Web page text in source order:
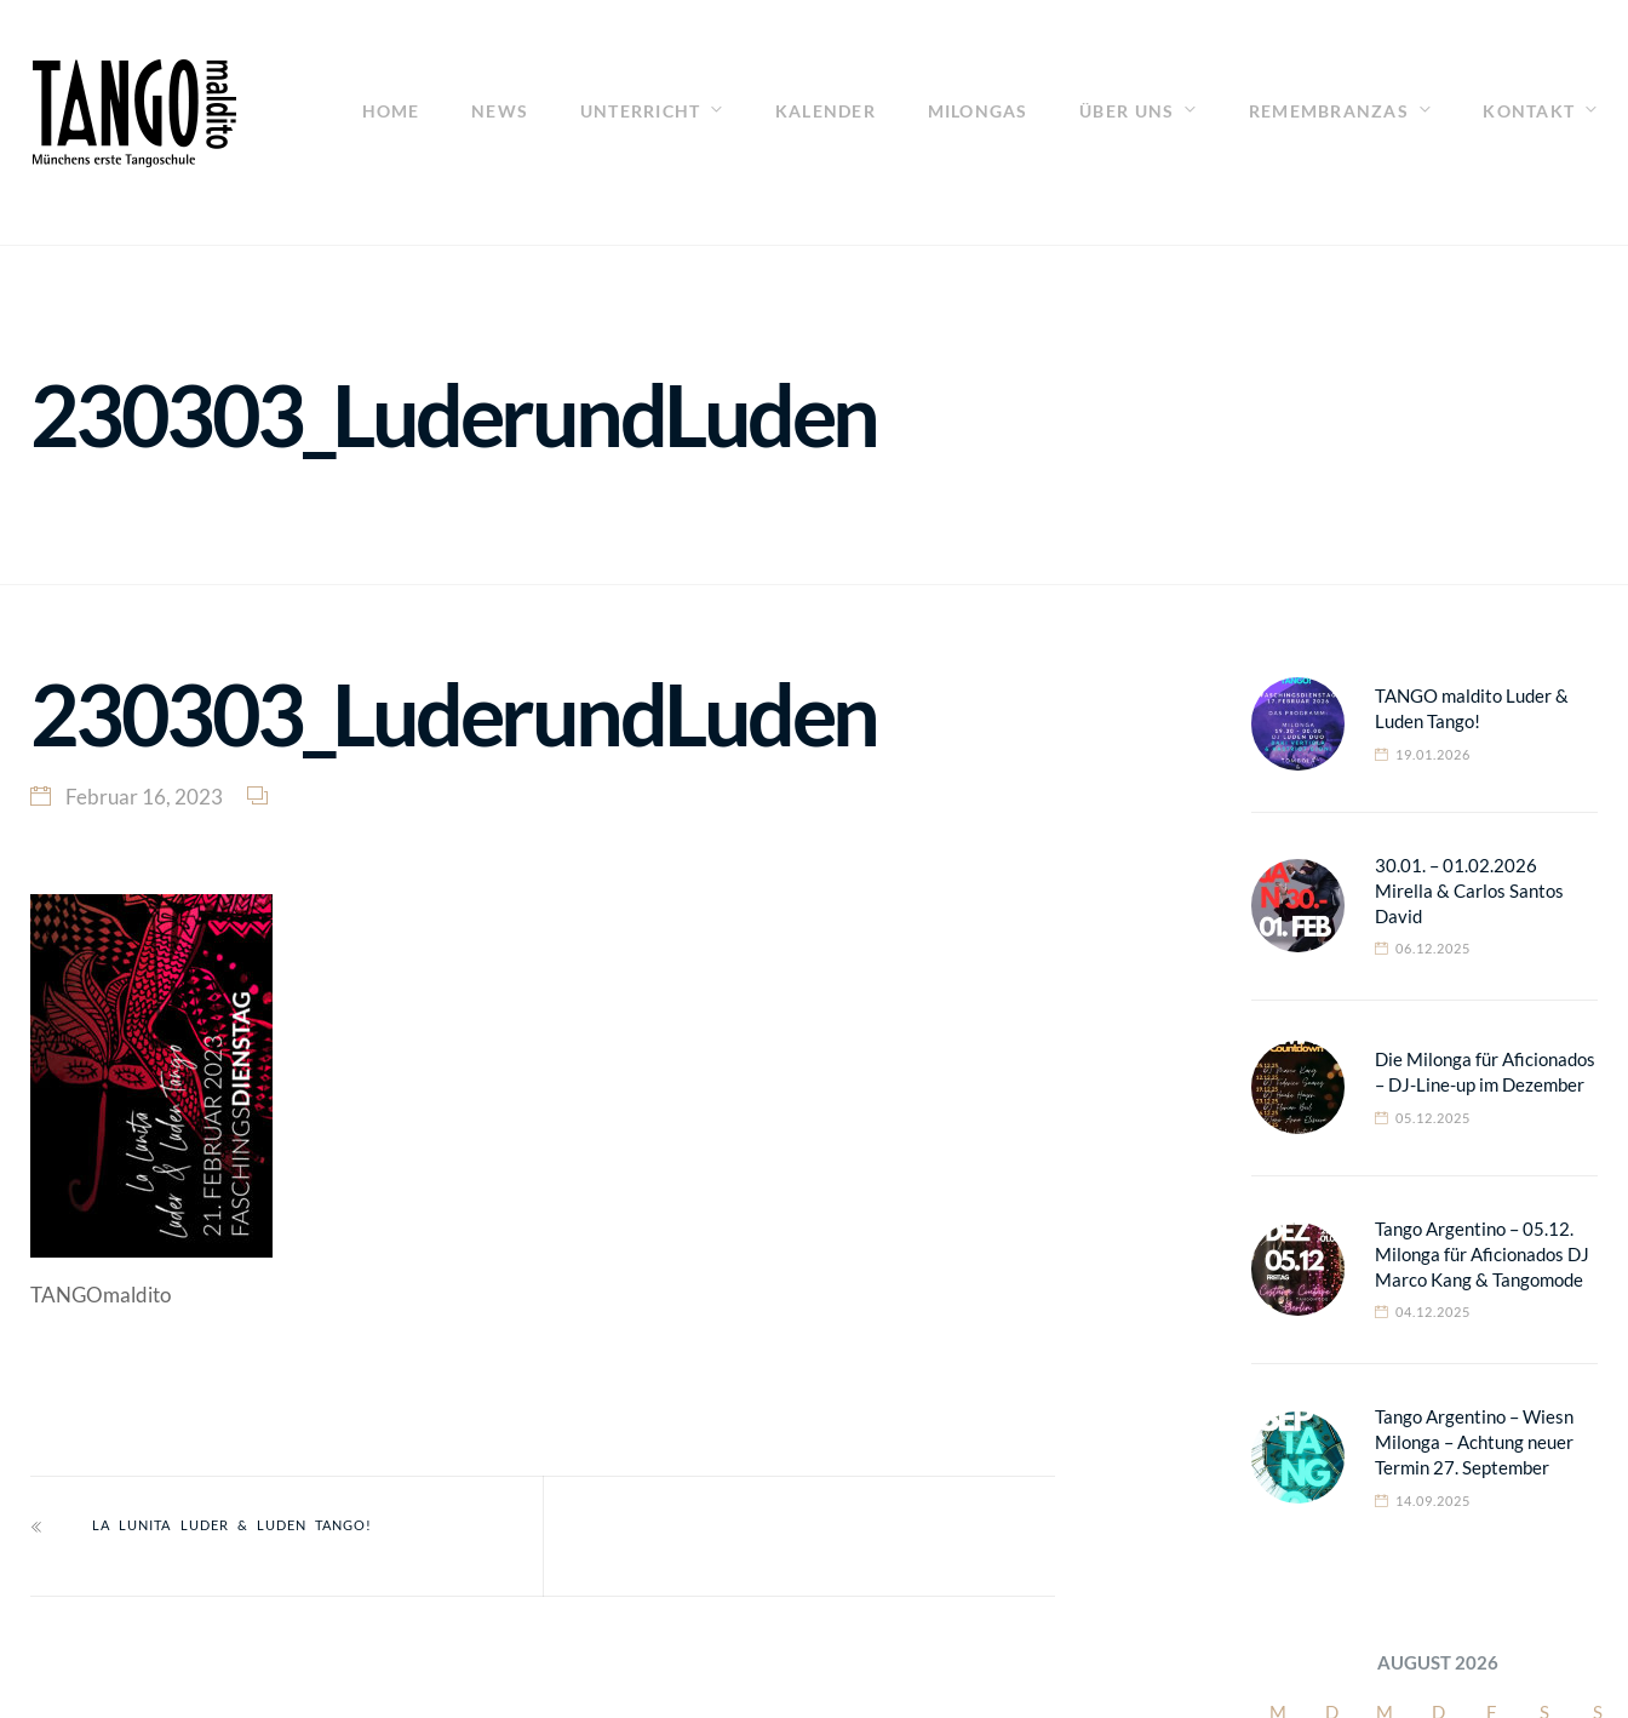
HOME NEWS UNTERRICHT KALENDER MILONGAS ÜBER UNS REMEMBRANZAS KONTAKT
230303_LuderundLuden
230303_LuderundLuden
Februar 16, 2023
TANGOmaldito
LA LUNITA LUDER & LUDEN TANGO!
TANGO maldito Luder &
Luden Tango!
19.01.2026
30.01. – 01.02.2026
Mirella & Carlos Santos
David
06.12.2025
Die Milonga für Aficionados
– DJ-Line-up im Dezember
05.12.2025
Tango Argentino – 05.12.
Milonga für Aficionados DJ
Marco Kang & Tangomode
04.12.2025
Tango Argentino – Wiesn
Milonga – Achtung neuer
Termin 27. September
14.09.2025
AUGUST 2026
M D M D F S S